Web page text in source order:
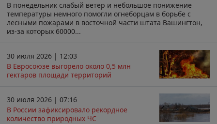
В понедельник слабый ветер и небольшое понижение
температуры немного помогли огнеборцам в борьбе с
лесными пожарами в восточной части штата Вашингтон,
из-за которых 60000...
30 июля 2026 | 12:03
В Евросоюзе выгорело около 0,5 млн
гектаров площади территорий
30 июля 2026 | 07:16
В России зафиксировало рекордное
количество природных ЧС